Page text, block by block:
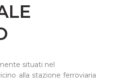
situati nel
alla stazione ferroviaria